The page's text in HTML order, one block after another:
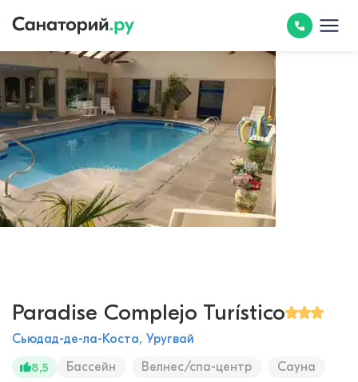
Paradise Complejo Turístico
Сьюдад-де-ла-Коста, Уругвай
8,5
Бассейн Велнес/спа-центр Сауна